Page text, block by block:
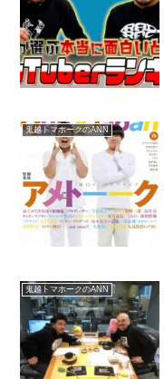
鬼越トマホークのANN
鬼越トマホークのANN